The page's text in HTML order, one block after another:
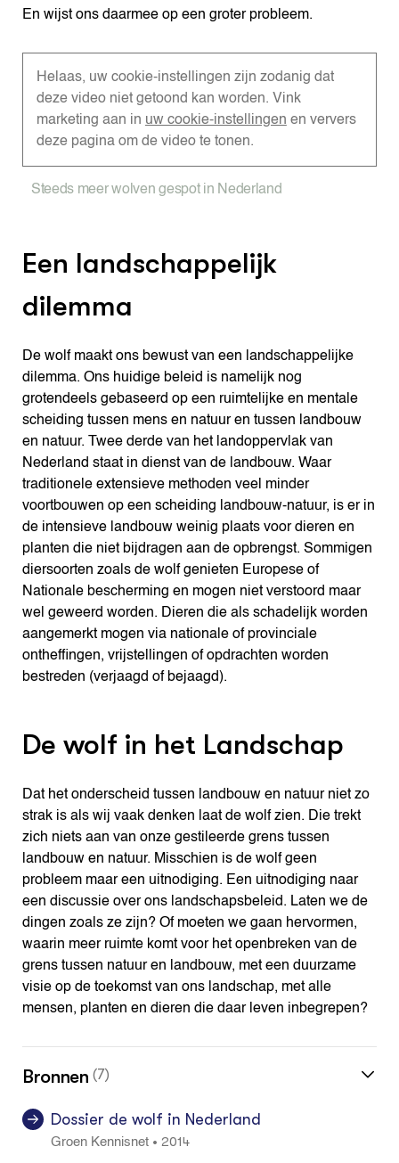
En wijst ons daarmee op een groter probleem.
Helaas, uw cookie-instellingen zijn zodanig dat
deze video niet getoond kan worden. Vink
marketing aan in uw cookie-instellingen en ververs
deze pagina om de video te tonen.
Steeds meer wolven gespot in Nederland
Een landschappelijk
dilemma
De wolf maakt ons bewust van een landschappelijke
dilemma. Ons huidige beleid is namelijk nog
grotendeels gebaseerd op een ruimtelijke en mentale
scheiding tussen mens en natuur en tussen landbouw
en natuur. Twee derde van het landoppervlak van
Nederland staat in dienst van de landbouw. Waar
traditionele extensieve methoden veel minder
voortbouwen op een scheiding landbouw-natuur, is er in
de intensieve landbouw weinig plaats voor dieren en
planten die niet bijdragen aan de opbrengst. Sommigen
diersoorten zoals de wolf genieten Europese of
Nationale bescherming en mogen niet verstoord maar
wel geweerd worden. Dieren die als schadelijk worden
aangemerkt mogen via nationale of provinciale
ontheffingen, vrijstellingen of opdrachten worden
bestreden (verjaagd of bejaagd).
De wolf in het Landschap
Dat het onderscheid tussen landbouw en natuur niet zo
strak is als wij vaak denken laat de wolf zien. Die trekt
zich niets aan van onze gestileerde grens tussen
landbouw en natuur. Misschien is de wolf geen
probleem maar een uitnodiging. Een uitnodiging naar
een discussie over ons landschapsbeleid. Laten we de
dingen zoals ze zijn? Of moeten we gaan hervormen,
waarin meer ruimte komt voor het openbreken van de
grens tussen natuur en landbouw, met een duurzame
visie op de toekomst van ons landschap, met alle
mensen, planten en dieren die daar leven inbegrepen?
Bronnen (7)
Dossier de wolf in Nederland
Groen Kennisnet• 2014